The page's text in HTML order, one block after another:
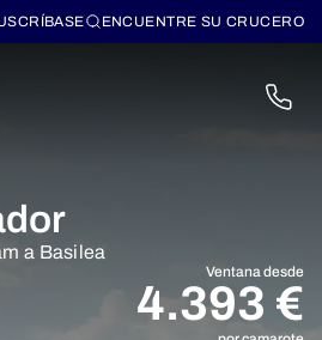
ENCUENTRE SU CRUCERO
a Basilea
Ventana desde
4.393 €